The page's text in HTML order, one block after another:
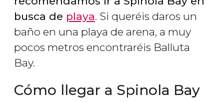
busca de playa. Si queréis daros un
baño en una playa de arena, a muy
pocos metros encontraréis Balluta
Bay.
Cómo llegar a Spinola Bay